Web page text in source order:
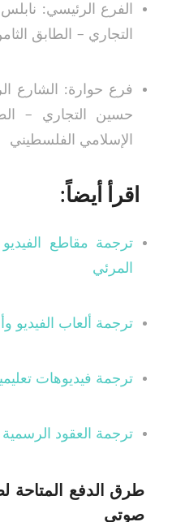
الفرع الرئيسي:
التجاري – الطابق
فرع حوارة: الشارع
حسين التجاري –
الإسلامي الفلسطيني
اقرأ أيضاً:
ترجمة مقاطع
المرئي
ترجمة ألعاب الفيديو
ترجمة فيديوهات
ترجمة العقود الرسمية
طرق الدفع
صوتي